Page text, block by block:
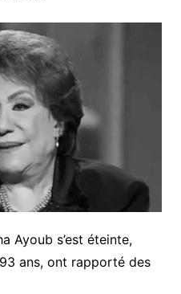
Ayoub s’est éteinte,
ans, ont rapporté des